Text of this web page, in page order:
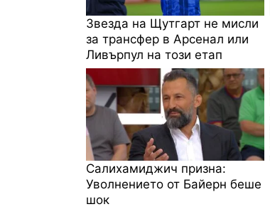
Звезда на Щутгарт не мисли
за трансфер в Арсенал или
Ливърпул на този етап
Салихамиджич призна:
Уволнението от Байерн беше
шок